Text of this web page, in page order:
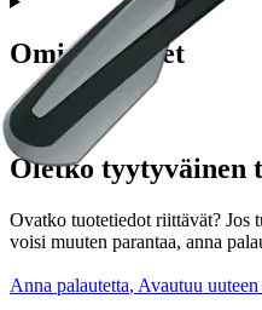
Ominaisuudet
Oletko tyytyväinen
Ovatko tuotetiedot riittävät? Jos
voisi muuten parantaa, anna
Anna palautetta, Avautuu